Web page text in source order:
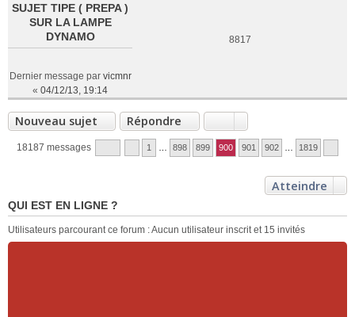
SUJET TIPE ( PREPA )
SUR LA LAMPE
DYNAMO
Dernier message par vicmnr
« 04/12/13, 19:14
8817
Nouveau sujet Répondre
18187 messages 1 898 899 900 901 902 1819
Atteindre
QUI EST EN LIGNE ?
Utilisateurs parcourant ce forum : Aucun utilisateur inscrit et 15 invités